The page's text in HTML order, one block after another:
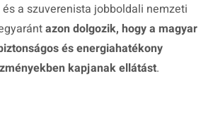
a szuverenista jobboldali nemzeti
azon dolgozik, hogy a magyar
és energiahatékony
kapjanak ellátást.